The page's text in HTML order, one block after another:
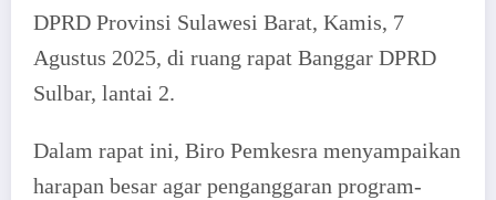
DPRD Provinsi Sulawesi Barat, Kamis, 7
Agustus 2025, di ruang rapat Banggar DPRD
Sulbar, lantai 2.
Dalam rapat ini, Biro Pemkesra menyampaikan
harapan besar agar penganggaran program-